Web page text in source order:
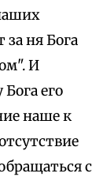
за ня Бога
И
его
наше к
с